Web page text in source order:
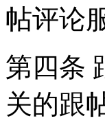
帖评论
第四条
关的跟